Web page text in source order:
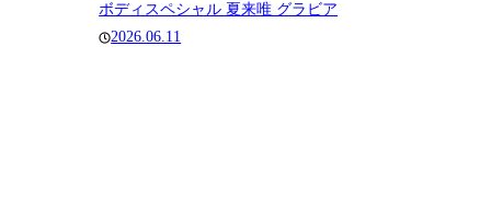
ボディスペシャル 夏来唯 グラビア
2026.06.11